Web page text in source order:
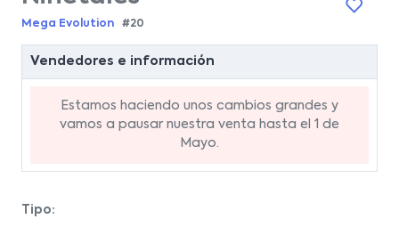
Mega Evolution #20
Vendedores e información
Estamos haciendo unos cambios grandes y
vamos a pausar nuestra venta hasta el 1 de
Mayo.
Tipo: